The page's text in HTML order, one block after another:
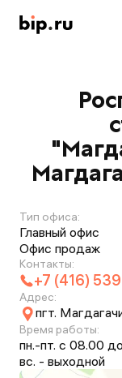
Тип офиса:
Главный офис
Офис продаж
Контакты:
+7 (416)
Адрес:
пгт.
Время работы:
пн.-пт. с 08.00
вс. - выходной